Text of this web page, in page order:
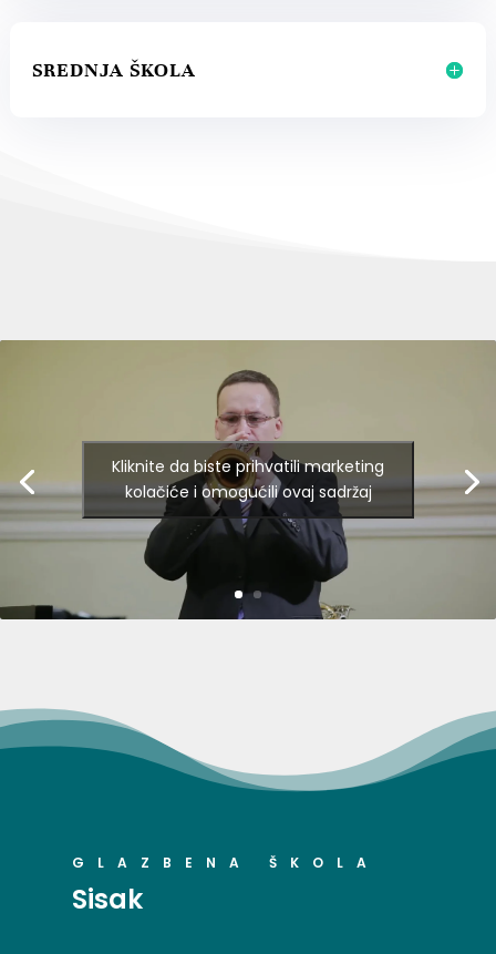
SREDNJA ŠKOLA
Kliknite da biste prihvatili marketing
kolačiće i omogućili ovaj sadržaj
GLAZBENA ŠKOLA
Sisak